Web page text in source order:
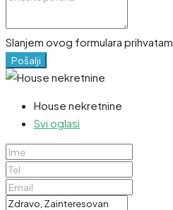
Slanjem ovog formulara prihvatam
Pošalji
House nekretnine
Svi oglasi